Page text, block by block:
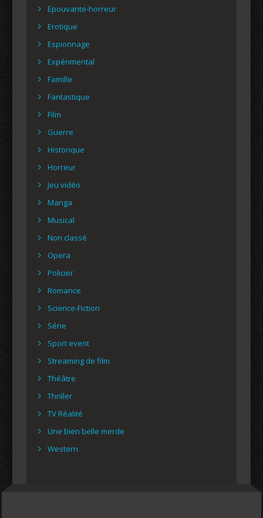
Epouvante-horreur
Erotique
Espionnage
Expérimental
Famille
Fantastique
Film
Guerre
Historique
Horreur
Jeu vidéo
Manga
Musical
Non classé
Opera
Policier
Romance
Science-Fiction
Série
Sport event
Streaming de film
Théâtre
Thriller
TV Réalité
Une bien belle merde
Western